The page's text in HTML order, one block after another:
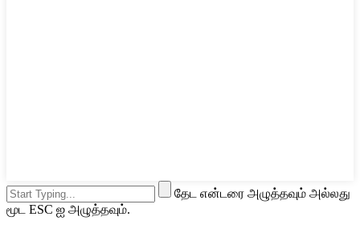
தேட என்டரை அழுத்தவும் அல்லது
மூட ESC ஐ அழுத்தவும்.